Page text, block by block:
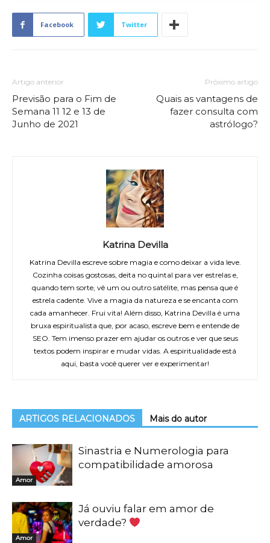
Facebook Twitter
Artigo anterior
Previsão para o Fim de
Semana 11 12 e 13 de
Junho de 2021
Próximo artigo
Quais as vantagens de
fazer consulta com
astrólogo?
Katrina Devilla
Katrina Devilla escreve sobre magia e como deixar a vida leve.
Cozinha coisas gostosas, deita no quintal para ver estrelas e,
quando tem sorte, vê um ou outro satélite, mas pensa que é
estrela cadente. Vive a magia da natureza e se encanta com
cada amanhecer. Frui vita! Além disso, Katrina Devilla é uma
bruxa espiritualista que, por acaso, escreve bem e entende de
SEO. Tem imenso prazer em ajudar os outros e ver que seus
textos podem inspirar e mudar vidas. A espiritualidade está
aqui, basta você querer ver e experimentar!
ARTIGOS RELACIONADOS Mais do autor
Amor
Sinastria e Numerologia para
compatibilidade amorosa
Amor
Já ouviu falar em amor de
verdade?